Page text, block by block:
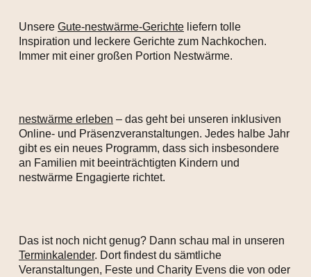
Unsere Gute-nestwärme-Gerichte liefern tolle
Inspiration und leckere Gerichte zum Nachkochen.
Immer mit einer großen Portion Nestwärme.
nestwärme erleben – das geht bei unseren inklusiven
Online- und Präsenzveranstaltungen. Jedes halbe Jahr
gibt es ein neues Programm, dass sich insbesondere
an Familien mit beeinträchtigten Kindern und
nestwärme Engagierte richtet.
Das ist noch nicht genug? Dann schau mal in unseren
Terminkalender. Dort findest du sämtliche
Veranstaltungen, Feste und Charity Evens die von oder